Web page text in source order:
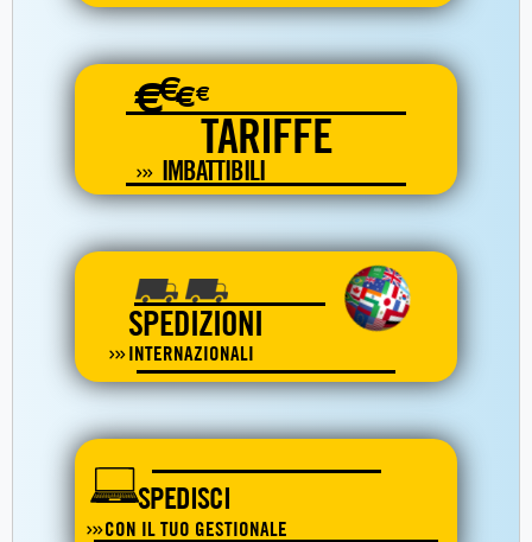
€€€€
TARIFFE
IMBATTIBILI
SPEDIZIONI
INTERNAZIONALI
SPEDISCI
CON IL TUO GESTIONALE